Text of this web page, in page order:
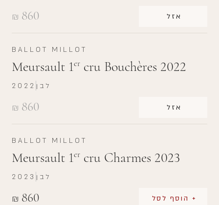
₪ 860 אזל
BALLOT MILLOT
Meursault 1er cru Bouchères 2022
₪ 860 אזל
2022 לבן
BALLOT MILLOT
Meursault 1er cru Charmes 2023
₪ 860 + הוסף לסל
2023 לבן